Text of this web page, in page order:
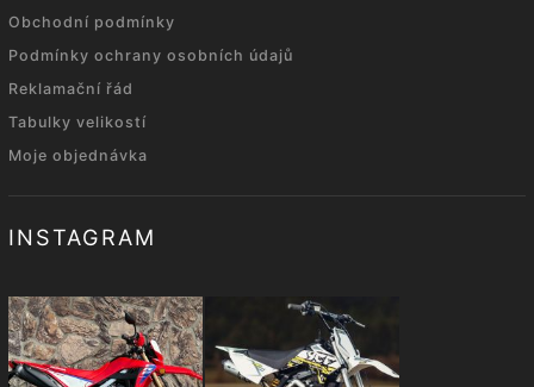
Obchodní podmínky
Podmínky ochrany osobních údajů
Reklamační řád
Tabulky velikostí
Moje objednávka
INSTAGRAM